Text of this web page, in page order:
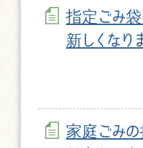
指定ごみ袋
新しくなり
家庭ごみ